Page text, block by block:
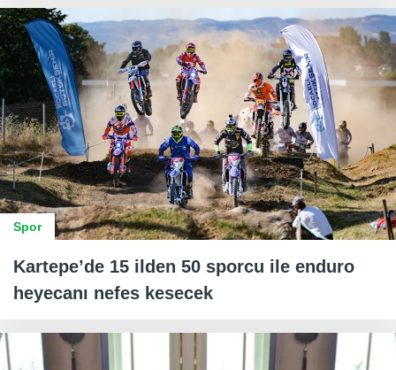
Spor
Kartepe’de 15 ilden 50 sporcu ile enduro
heyecanı nefes kesecek